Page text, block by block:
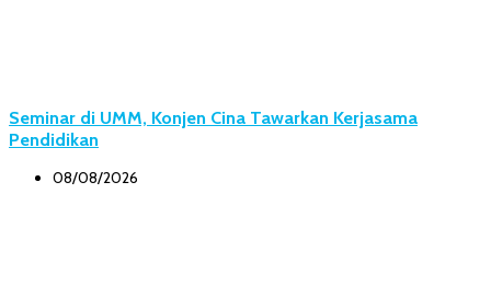
Seminar di UMM, Konjen Cina Tawarkan Kerjasama
Pendidikan
08/08/2026